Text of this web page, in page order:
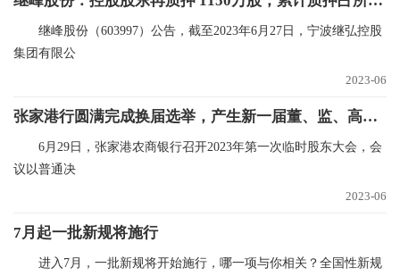
继峰股份（603997）公告，截至2023年6月27日，宁波继弘控股
集团有限公
2023-06
张家港行圆满完成换届选举，产生新一届董、监、高成员_环球播报
6月29日，张家港农商银行召开2023年第一次临时股东大会，会
议以普通决
2023-06
7月起一批新规将施行
进入7月，一批新规将开始施行，哪一项与你相关？全国性新规